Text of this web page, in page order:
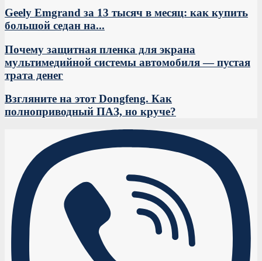
Geely Emgrand за 13 тысяч в месяц: как купить
большой седан на...
Почему защитная пленка для экрана
мультимедийной системы автомобиля — пустая
трата денег
Взгляните на этот Dongfeng. Как
полноприводный ПАЗ, но круче?